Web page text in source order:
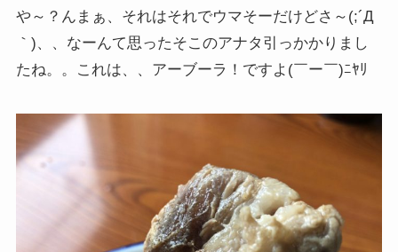
や～？んまぁ、それはそれでウマそーだけどさ～(;´Д
｀)、、なーんて思ったそこのアナタ引っかかりまし
たね。。これは、、アーブーラ！ですよ(￣ー￣)ﾆﾔﾘ